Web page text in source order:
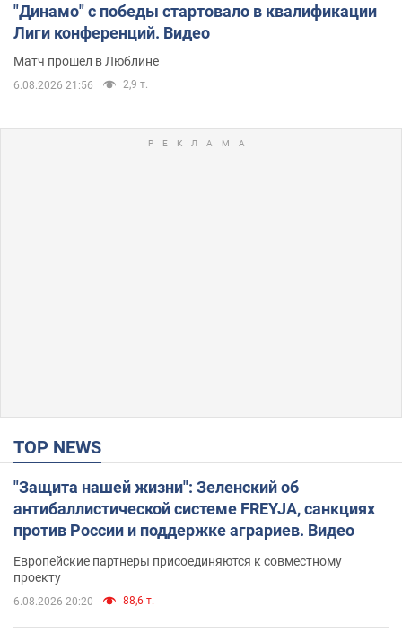
"Динамо" с победы стартовало в квалификации
Лиги конференций. Видео
Матч прошел в Люблине
6.08.2026 21:56 2,9 т.
TOP NEWS
"Защита нашей жизни": Зеленский об
антибаллистической системе FREYJA, санкциях
против России и поддержке аграриев. Видео
Европейские партнеры присоединяются к совместному
проекту
6.08.2026 20:20 88,6 т.